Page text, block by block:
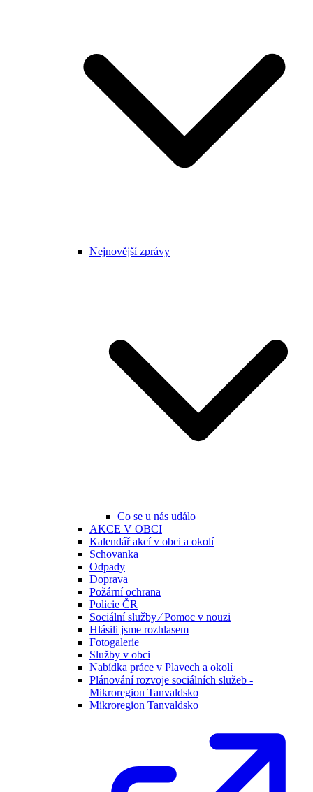
Nejnovější zprávy
Co se u nás událo
AKCE V OBCI
Kalendář akcí v obci a okolí
Schovanka
Odpady
Doprava
Požární ochrana
Policie ČR
Sociální služby ⁄ Pomoc v nouzi
Hlásili jsme rozhlasem
Fotogalerie
Služby v obci
Nabídka práce v Plavech a okolí
Plánování rozvoje sociálních služeb -
Mikroregion Tanvaldsko
Mikroregion Tanvaldsko